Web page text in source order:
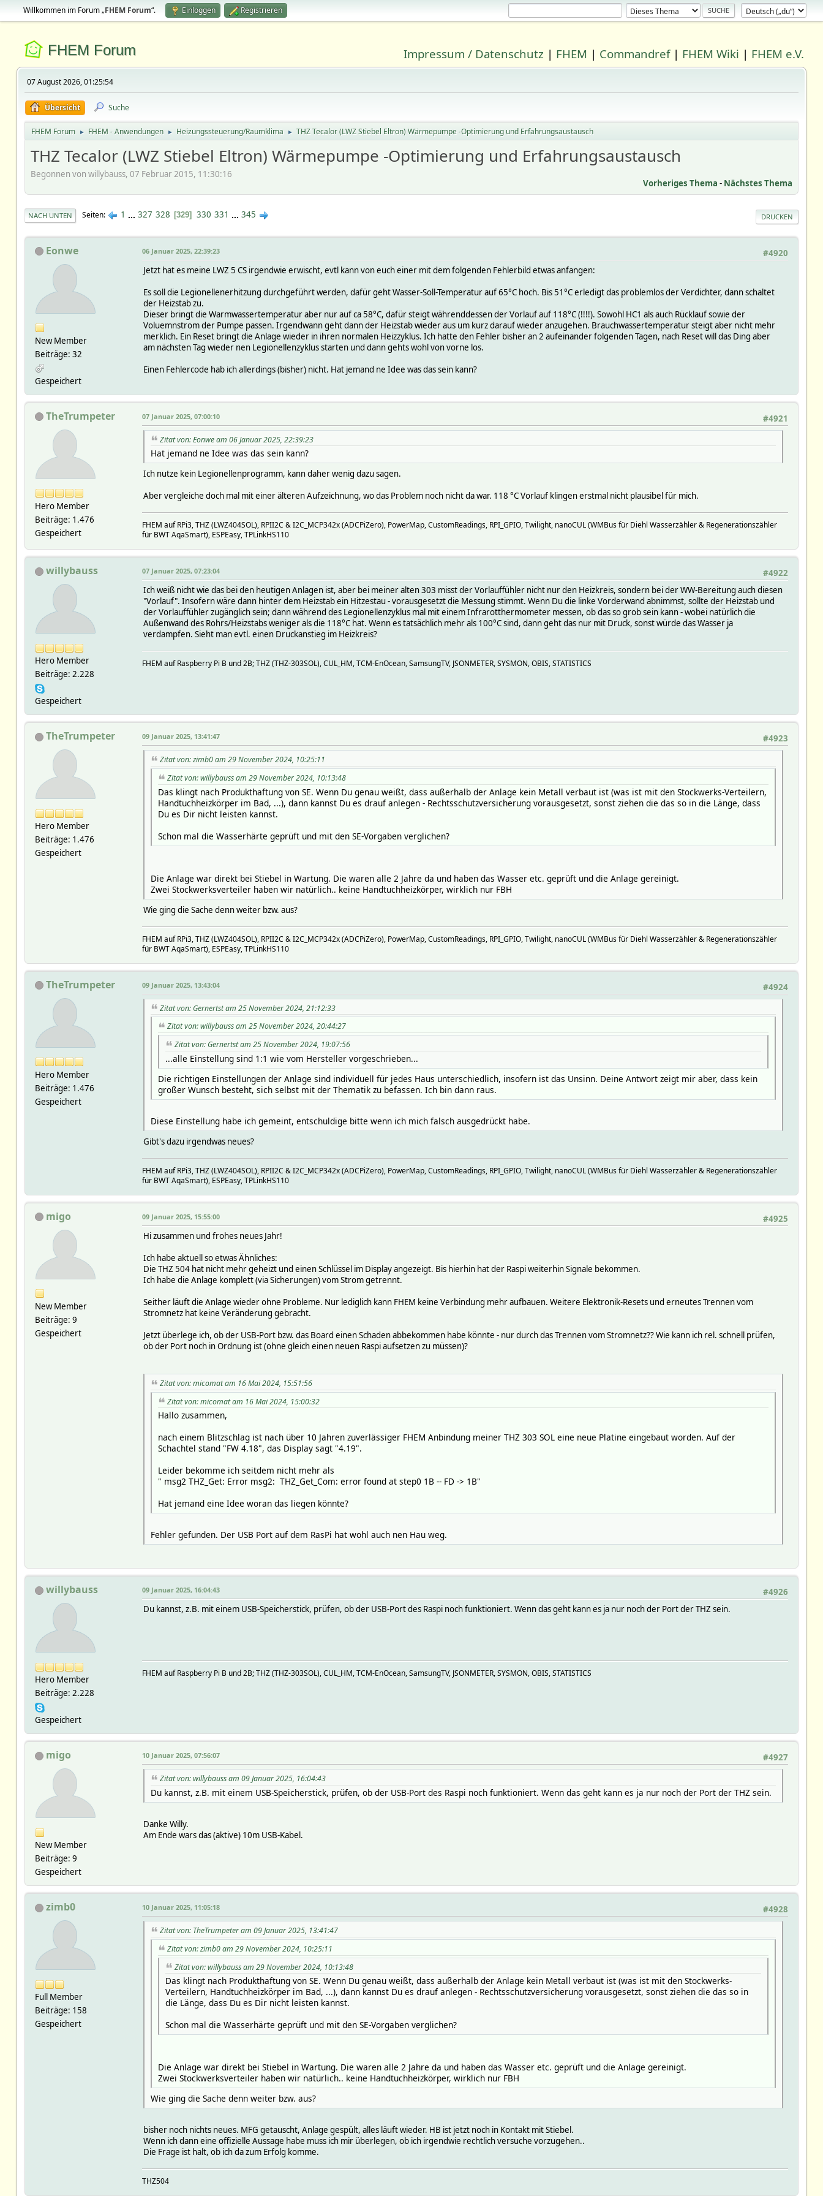
Willkommen im Forum „FHEM Forum“. Einloggen Registrieren
FHEM Forum Impressum / Datenschutz | FHEM | Commandref| FHEM Wiki | FHEM e.V.
07 August 2026, 01:25:54
Übersicht Suche
FHEM Forum ► FHEM - Anwendungen ► Heizungssteuerung/Raumklima ► THZ Tecalor (LWZ Stiebel Eltron) Wärmepumpe -Optimierung und Erfahrungsaustausch
THZ Tecalor (LWZ Stiebel Eltron) Wärmepumpe -Optimierung und Erfahrungsaustausch
Begonnen von willybauss, 07 Februar 2015, 11:30:16
Vorheriges Thema - Nächstes Thema
DRUCKEN
NACH UNTEN Seiten 1 ... 327 328 329 330 331 ... 345
Eonwe
New Member
Beiträge: 32
Gespeichert
#4920
06 Januar 2025, 22:39:23
Jetzt hat es meine LWZ 5 CS irgendwie erwischt, evtl kann von euch einer mit dem folgenden Fehlerbild etwas anfangen:
Es soll die Legionellenerhitzung durchgeführt werden, dafür geht Wasser-Soll-Temperatur auf 65°C hoch. Bis 51°C erledigt das problemlos der Verdichter, dann schaltet
der Heizstab zu.
Dieser bringt die Warmwassertemperatur aber nur auf ca 58°C, dafür steigt währenddessen der Vorlauf auf 118°C (!!!!). Sowohl HC1 als auch Rücklauf sowie der
Voluemnstrom der Pumpe passen. Irgendwann geht dann der Heizstab wieder aus um kurz darauf wieder anzugehen. Brauchwassertemperatur steigt aber nicht mehr
merklich. Ein Reset bringt die Anlage wieder in ihren normalen Heizzyklus. Ich hatte den Fehler bisher an 2 aufeinander folgenden Tagen, nach Reset will das Ding aber
am nächsten Tag wieder nen Legionellenzyklus starten und dann gehts wohl von vorne los.
Einen Fehlercode hab ich allerdings (bisher) nicht. Hat jemand ne Idee was das sein kann?
TheTrumpeter
Hero Member
Beiträge: 1.476
Gespeichert
#4921
07 Januar 2025, 07:00:10
Zitat von: Eonwe am 06 Januar 2025, 22:39:23
Hat jemand ne Idee was das sein kann?
Ich nutze kein Legionellenprogramm, kann daher wenig dazu sagen.
Aber vergleiche doch mal mit einer älteren Aufzeichnung, wo das Problem noch nicht da war. 118 °C Vorlauf klingen erstmal nicht plausibel für mich.
FHEM auf RPi3, THZ (LWZ404SOL), RPII2C & I2C_MCP342x (ADCPiZero), PowerMap, CustomReadings, RPI_GPIO, Twilight, nanoCUL (WMBus für Diehl Wasserzähler & Regenerationszähler
für BWT AqaSmart), ESPEasy, TPLinkHS110
willybauss
Hero Member
Beiträge: 2.228
Gespeichert
#4922
07 Januar 2025, 07:23:04
Ich weiß nicht wie das bei den heutigen Anlagen ist, aber bei meiner alten 303 misst der Vorlauffühler nicht nur den Heizkreis, sondern bei der WW-Bereitung auch diesen
"Vorlauf". Insofern wäre dann hinter dem Heizstab ein Hitzestau - vorausgesetzt die Messung stimmt. Wenn Du die linke Vorderwand abnimmst, sollte der Heizstab und
der Vorlauffühler zugänglich sein; dann während des Legionellenzyklus mal mit einem Infrarotthermometer messen, ob das so grob sein kann - wobei natürlich die
Außenwand des Rohrs/Heizstabs weniger als die 118°C hat. Wenn es tatsächlich mehr als 100°C sind, dann geht das nur mit Druck, sonst würde das Wasser ja
verdampfen. Sieht man evtl. einen Druckanstieg im Heizkreis?
FHEM auf Raspberry Pi B und 2B; THZ (THZ-303SOL), CUL_HM, TCM-EnOcean, SamsungTV, JSONMETER, SYSMON, OBIS, STATISTICS
TheTrumpeter
Hero Member
Beiträge: 1.476
Gespeichert
#4923
09 Januar 2025, 13:41:47
Zitat von: zimb0 am 29 November 2024, 10:25:11
Zitat von: willybauss am 29 November 2024, 10:13:48
Das klingt nach Produkthaftung von SE. Wenn Du genau weißt, dass außerhalb der Anlage kein Metall verbaut ist (was ist mit den Stockwerks-Verteilern,
Handtuchheizkörper im Bad, ...), dann kannst Du es drauf anlegen - Rechtsschutzversicherung vorausgesetzt, sonst ziehen die das so in die Länge, dass
Du es Dir nicht leisten kannst.
Schon mal die Wasserhärte geprüft und mit den SE-Vorgaben verglichen?
Die Anlage war direkt bei Stiebel in Wartung. Die waren alle 2 Jahre da und haben das Wasser etc. geprüft und die Anlage gereinigt.
Zwei Stockwerksverteiler haben wir natürlich.. keine Handtuchheizkörper, wirklich nur FBH
Wie ging die Sache denn weiter bzw. aus?
FHEM auf RPi3, THZ (LWZ404SOL), RPII2C & I2C_MCP342x (ADCPiZero), PowerMap, CustomReadings, RPI_GPIO, Twilight, nanoCUL (WMBus für Diehl Wasserzähler & Regenerationszähler
für BWT AqaSmart), ESPEasy, TPLinkHS110
TheTrumpeter
Hero Member
Beiträge: 1.476
Gespeichert
#4924
09 Januar 2025, 13:43:04
Zitat von: Gernertst am 25 November 2024, 21:12:33
Zitat von: willybauss am 25 November 2024, 20:44:27
Zitat von: Gernertst am 25 November 2024, 19:07:56
...alle Einstellung sind 1:1 wie vom Hersteller vorgeschrieben...
Die richtigen Einstellungen der Anlage sind individuell für jedes Haus unterschiedlich, insofern ist das Unsinn. Deine Antwort zeigt mir aber, dass kein
großer Wunsch besteht, sich selbst mit der Thematik zu befassen. Ich bin dann raus.
Diese Einstellung habe ich gemeint, entschuldige bitte wenn ich mich falsch ausgedrückt habe.
Gibt's dazu irgendwas neues?
FHEM auf RPi3, THZ (LWZ404SOL), RPII2C & I2C_MCP342x (ADCPiZero), PowerMap, CustomReadings, RPI_GPIO, Twilight, nanoCUL (WMBus für Diehl Wasserzähler & Regenerationszähler
für BWT AqaSmart), ESPEasy, TPLinkHS110
migo
New Member
Beiträge: 9
Gespeichert
#4925
09 Januar 2025, 15:55:00
Hi zusammen und frohes neues Jahr!
Ich habe aktuell so etwas Ähnliches:
Die THZ 504 hat nicht mehr geheizt und einen Schlüssel im Display angezeigt. Bis hierhin hat der Raspi weiterhin Signale bekommen.
Ich habe die Anlage komplett (via Sicherungen) vom Strom getrennt.
Seither läuft die Anlage wieder ohne Probleme. Nur lediglich kann FHEM keine Verbindung mehr aufbauen. Weitere Elektronik-Resets und erneutes Trennen vom
Stromnetz hat keine Veränderung gebracht.
Jetzt überlege ich, ob der USB-Port bzw. das Board einen Schaden abbekommen habe könnte - nur durch das Trennen vom Stromnetz?? Wie kann ich rel. schnell prüfen,
ob der Port noch in Ordnung ist (ohne gleich einen neuen Raspi aufsetzen zu müssen)?
Zitat von: micomat am 16 Mai 2024, 15:51:56
Zitat von: micomat am 16 Mai 2024, 15:00:32
Hallo zusammen,
nach einem Blitzschlag ist nach über 10 Jahren zuverlässiger FHEM Anbindung meiner THZ 303 SOL eine neue Platine eingebaut worden. Auf der
Schachtel stand "FW 4.18", das Display sagt "4.19".
Leider bekomme ich seitdem nicht mehr als
" msg2 THZ_Get: Error msg2: THZ_Get_Com: error found at step0 1B -- FD -> 1B"
Hat jemand eine Idee woran das liegen könnte?
Fehler gefunden. Der USB Port auf dem RasPi hat wohl auch nen Hau weg.
willybauss
Hero Member
Beiträge: 2.228
Gespeichert
#4926
09 Januar 2025, 16:04:43
Du kannst, z.B. mit einem USB-Speicherstick, prüfen, ob der USB-Port des Raspi noch funktioniert. Wenn das geht kann es ja nur noch der Port der THZ sein.
FHEM auf Raspberry Pi B und 2B; THZ (THZ-303SOL), CUL_HM, TCM-EnOcean, SamsungTV, JSONMETER, SYSMON, OBIS, STATISTICS
migo
New Member
Beiträge: 9
Gespeichert
#4927
10 Januar 2025, 07:56:07
Zitat von: willybauss am 09 Januar 2025, 16:04:43
Du kannst, z.B. mit einem USB-Speicherstick, prüfen, ob der USB-Port des Raspi noch funktioniert. Wenn das geht kann es ja nur noch der Port der THZ sein.
Danke Willy.
Am Ende wars das (aktive) 10m USB-Kabel.
zimb0
Full Member
Beiträge: 158
Gespeichert
#4928
10 Januar 2025, 11:05:18
Zitat von: TheTrumpeter am 09 Januar 2025, 13:41:47
Zitat von: zimb0 am 29 November 2024, 10:25:11
Zitat von: willybauss am 29 November 2024, 10:13:48
Das klingt nach Produkthaftung von SE. Wenn Du genau weißt, dass außerhalb der Anlage kein Metall verbaut ist (was ist mit den Stockwerks-
Verteilern, Handtuchheizkörper im Bad, ...), dann kannst Du es drauf anlegen - Rechtsschutzversicherung vorausgesetzt, sonst ziehen die das so in
die Länge, dass Du es Dir nicht leisten kannst.
Schon mal die Wasserhärte geprüft und mit den SE-Vorgaben verglichen?
Die Anlage war direkt bei Stiebel in Wartung. Die waren alle 2 Jahre da und haben das Wasser etc. geprüft und die Anlage gereinigt.
Zwei Stockwerksverteiler haben wir natürlich.. keine Handtuchheizkörper, wirklich nur FBH
Wie ging die Sache denn weiter bzw. aus?
bisher noch nichts neues. MFG getauscht, Anlage gespült, alles läuft wieder. HB ist jetzt noch in Kontakt mit Stiebel.
Wenn ich dann eine offizielle Aussage habe muss ich mir überlegen, ob ich irgendwie rechtlich versuche vorzugehen..
Die Frage ist halt, ob ich da zum Erfolg komme.
THZ504